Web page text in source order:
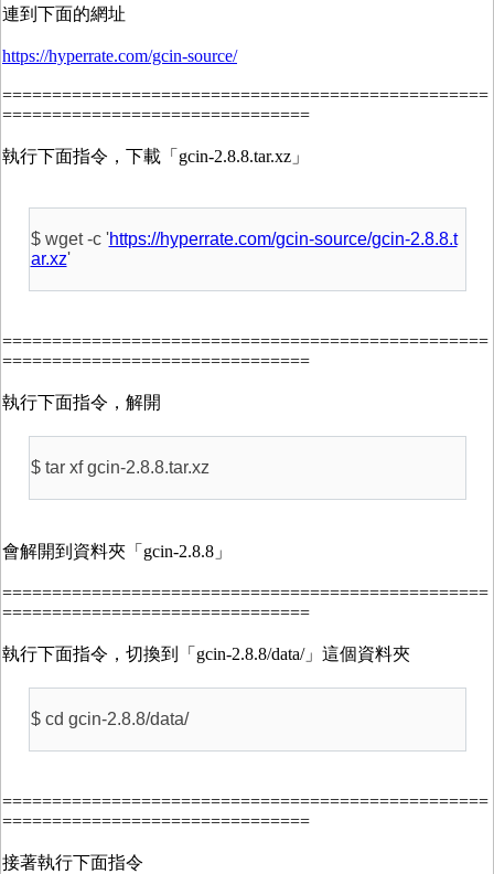
連到下面的網址
https://hyperrate.com/gcin-source/
=================================================
===============================
執行下面指令，下載「gcin-2.8.8.tar.xz」
$ wget -c 'https://hyperrate.com/gcin-source/gcin-2.8.8.t
ar.xz'
=================================================
===============================
執行下面指令，解開
$ tar xf gcin-2.8.8.tar.xz
會解開到資料夾「gcin-2.8.8」
=================================================
===============================
執行下面指令，切換到「gcin-2.8.8/data/」這個資料夾
$ cd gcin-2.8.8/data/
=================================================
===============================
接著執行下面指令